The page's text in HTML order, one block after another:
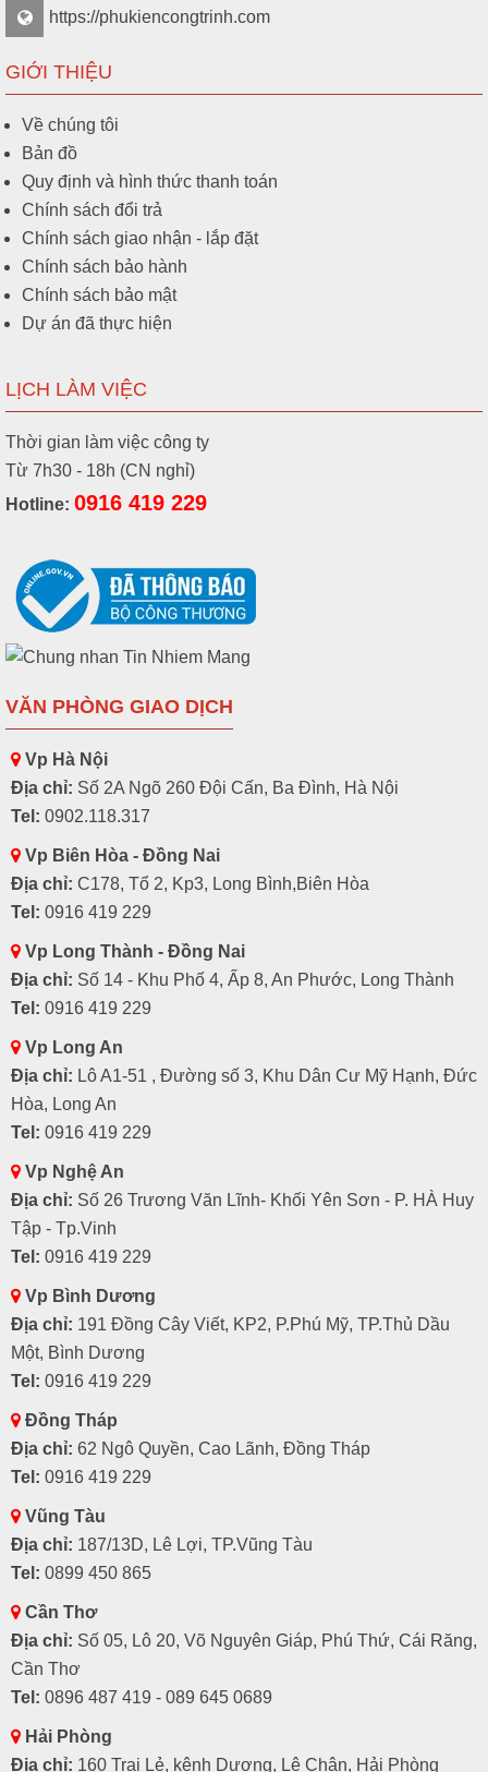
https://phukiencongtrinh.com
GIỚI THIỆU
Về chúng tôi
Bản đồ
Quy định và hình thức thanh toán
Chính sách đổi trả
Chính sách giao nhận - lắp đặt
Chính sách bảo hành
Chính sách bảo mật
Dự án đã thực hiện
LỊCH LÀM VIỆC
Thời gian làm việc công ty
Từ 7h30 - 18h (CN nghỉ)
Hotline: 0916 419 229
VĂN PHÒNG GIAO DỊCH
Vp Hà Nội
Địa chỉ: Số 2A Ngõ 260 Đội Cấn, Ba Đình, Hà Nội
Tel: 0902.118.317
Vp Biên Hòa - Đồng Nai
Địa chỉ: C178, Tổ 2, Kp3, Long Bình,Biên Hòa
Tel: 0916 419 229
Vp Long Thành - Đồng Nai
Địa chỉ: Số 14 - Khu Phố 4, Ấp 8, An Phước, Long Thành
Tel: 0916 419 229
Vp Long An
Địa chỉ: Lô A1-51 , Đường số 3, Khu Dân Cư Mỹ Hạnh, Đức
Hòa, Long An
Tel: 0916 419 229
Vp Nghệ An
Địa chỉ: Số 26 Trương Văn Lĩnh- Khối Yên Sơn - P. HÀ Huy
Tập - Tp.Vinh
Tel: 0916 419 229
Vp Bình Dương
Địa chỉ: 191 Đồng Cây Viết, KP2, P.Phú Mỹ, TP.Thủ Dầu
Một, Bình Dương
Tel: 0916 419 229
Đồng Tháp
Địa chỉ: 62 Ngô Quyền, Cao Lãnh, Đồng Tháp
Tel: 0916 419 229
Vũng Tàu
Địa chỉ: 187/13D, Lê Lợi, TP.Vũng Tàu
Tel: 0899 450 865
Cần Thơ
Địa chỉ: Số 05, Lô 20, Võ Nguyên Giáp, Phú Thứ, Cái Răng,
Cần Thơ
Tel: 0896 487 419 - 089 645 0689
Hải Phòng
Địa chỉ: 160 Trại Lẻ, kênh Dương, Lê Chân, Hải Phòng